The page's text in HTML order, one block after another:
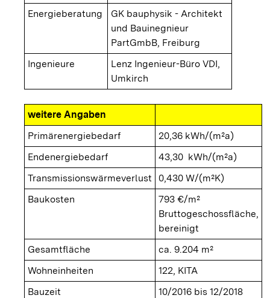
Energieberatung
GK bauphysik - Architekt
und Bauinegnieur
PartGmbB, Freiburg
Ingenieure
Lenz Ingenieur-Büro VDI,
Umkirch
weitere Angaben
Primärenergiebedarf
20,36 kWh/(m²a)
Endenergiebedarf
43,30 kWh/(m²a)
Transmissionswärmeverlust
0,430 W/(m²K)
Baukosten
793 €/m²
Bruttogeschossfläche,
bereinigt
Gesamtfläche
ca. 9.204 m²
Wohneinheiten
122, KITA
Bauzeit
10/2016 bis 12/2018